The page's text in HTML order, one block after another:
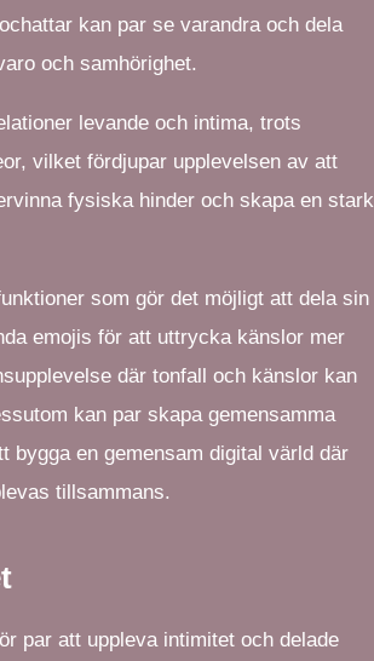
kan par se varandra och dela
och samhörighet.
levande och intima, trots
vilket fördjupar upplevelsen av att
fysiska hinder och skapa en stark
som gör det möjligt att dela sin
emojis för att uttrycka känslor mer
där tonfall och känslor kan
kan par skapa gemensamma
bygga en gemensam digital värld där
tillsammans.
par att uppleva intimitet och delade